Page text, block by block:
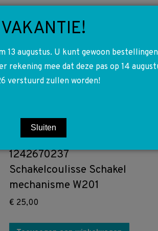
A1242670237
1242670237
Schakelcoulisse Schakel
mechanisme W201
€ 25,00
VAKANTIE!
13 augustus. U kunt gewoon bestellingen
rekening mee dat deze pas op 14
verstuurd zullen worden!
Sluiten